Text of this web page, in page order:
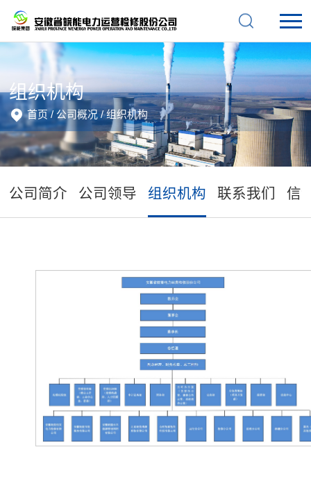
组织机构
首页 / 公司概况 / 组织机构
公司简介 公司领导 组织机构 联系我们 信